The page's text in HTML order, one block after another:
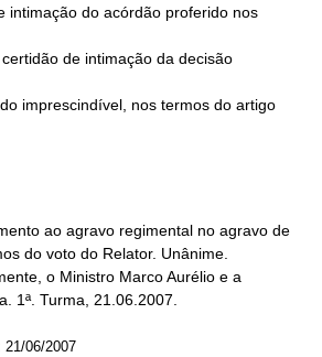
ao agravo regimental no agravo de
do voto do Relator. Unânime.
o Ministro Marco Aurélio e a
1ª. Turma, 21.06.2007.
21/06/2007